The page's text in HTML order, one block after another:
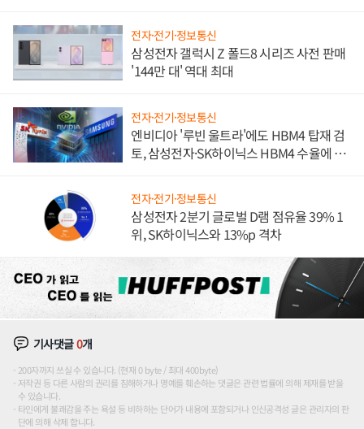
전자·전기·정보통신
삼성전자 갤럭시 Z 폴드8 시리즈 사전 판매
'144만 대' 역대 최대
전자·전기·정보통신
엔비디아 '루빈 울트라'에도 HBM4 탑재 검
토, 삼성전자·SK하이닉스 HBM4 수율에 주
전자·전기·정보통신
삼성전자 2분기 글로벌 D램 점유율 39% 1
위, SK하이닉스와 13%p 격차
기사댓글0개
200자까지 쓰실 수 있습니다. (현재 0 byte / 최대 400byte)
저작권 등 다른 사람의 권리를 침해하거나 명예를 훼손하는 댓글은 관련 법률에 의해 제재를 받을
수 있습니다.
타인에게 불쾌감을 주는 욕설 등 비하하는 단어가 내용에 포함되거나 인신공격성 글은 관리자의 판
단에 의해 삭제 합니다.